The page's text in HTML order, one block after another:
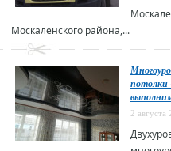
Москаленского района,...
потолки
2 августа